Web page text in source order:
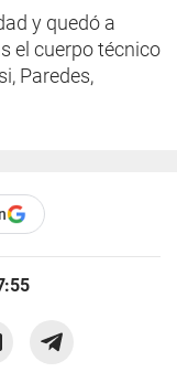
y quedó a
el cuerpo técnico
Paredes,